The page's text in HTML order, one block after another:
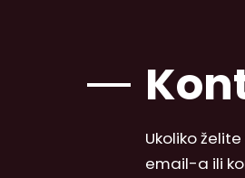
Ukoliko
email-a ili